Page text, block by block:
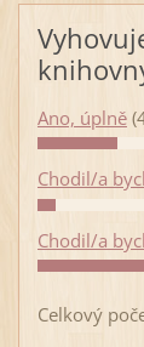
Ano, úplně
Chodil/a
Chodil/a
Celkový